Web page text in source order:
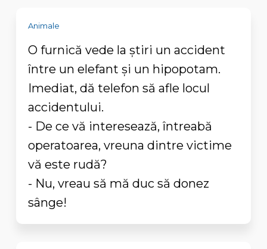
Animale
O furnică vede la știri un accident
între un elefant și un hipopotam.
Imediat, dă telefon să afle locul
accidentului.
- De ce vă interesează, întreabă
operatoarea, vreuna dintre victime
vă este rudă?
- Nu, vreau să mă duc să donez
sânge!